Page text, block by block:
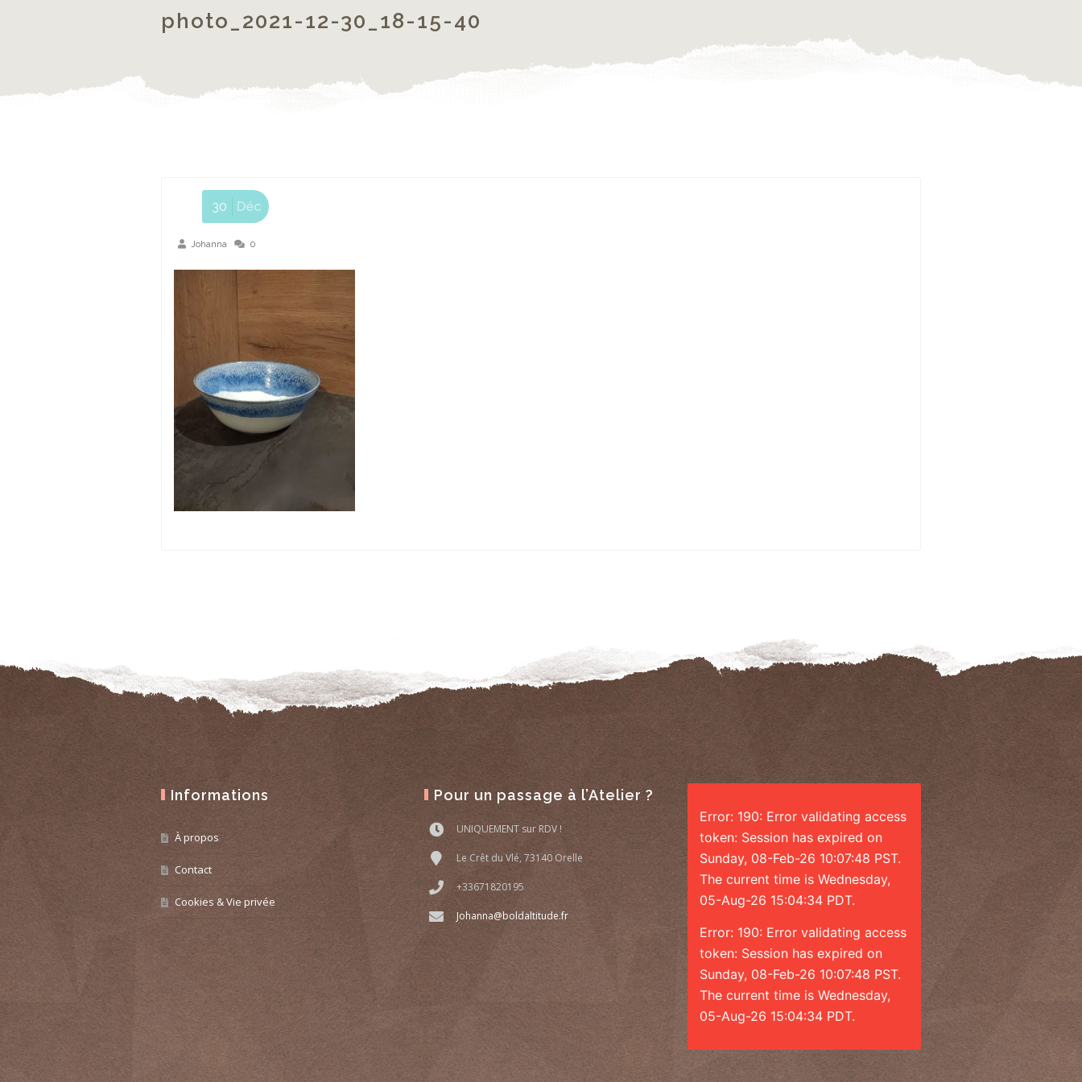
photo_2021-12-30_18-15-40
Johanna 0
30 Déc
Informations
À propos
Contact
Cookies & Vie privée
Pour un passage à l’Atelier ?
UNIQUEMENT sur RDV !
Le Crêt du Vlé, 73140 Orelle
+33671820195
Johanna@boldaltitude.fr
Error: 190: Error validating access
token: Session has expired on
Sunday, 08-Feb-26 10:07:48 PST.
The current time is Wednesday,
05-Aug-26 15:04:34 PDT.
Error: 190: Error validating access
token: Session has expired on
Sunday, 08-Feb-26 10:07:48 PST.
The current time is Wednesday,
05-Aug-26 15:04:34 PDT.